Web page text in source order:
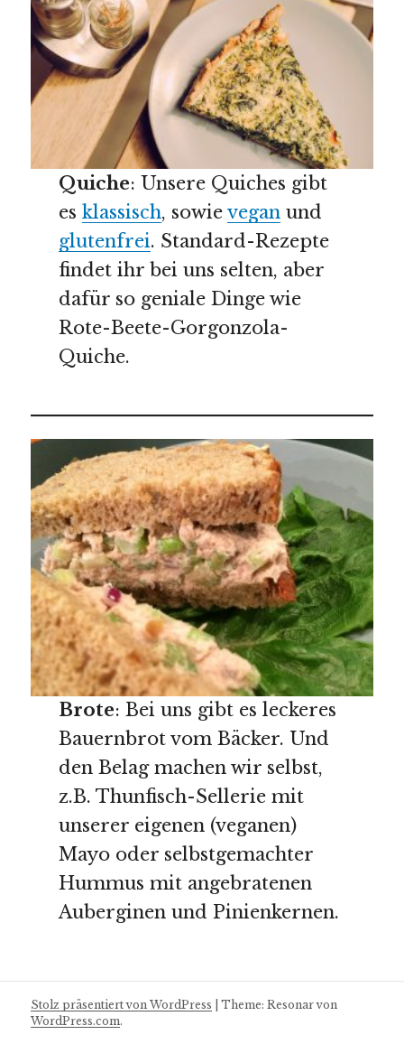
Quiche: Unsere Quiches gibt
es klassisch, sowie veganund
glutenfrei. Standard-Rezepte
findet ihr bei uns selten, aber
dafür so geniale Dinge wie
Rote-Beete-Gorgonzola-
Quiche.
Brote: Bei uns gibt es leckeres
Bauernbrot vom Bäcker. Und
den Belag machen wir selbst,
z.B. Thunfisch-Sellerie mit
unserer eigenen (veganen)
Mayo oder selbstgemachter
Hummus mit angebratenen
Auberginen und Pinienkernen.
Stolz präsentiert von WordPress |Theme: Resonar von
WordPress.com.